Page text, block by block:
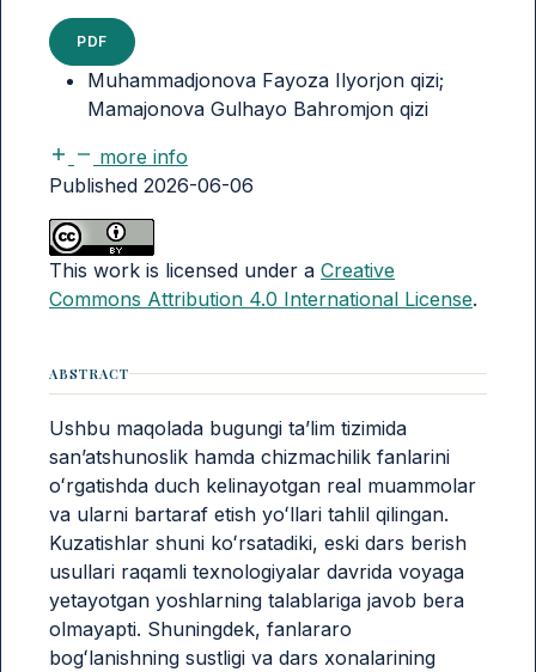
PDF
Muhammadjonova Fayoza Ilyorjon qizi;
Mamajonova Gulhayo Bahromjon qizi
more info
Published 2026-06-06
This work is licensed under a Creative
Commons Attribution 4.0 International License.
ABSTRACT
Ushbu maqolada bugungi ta’lim tizimida
san’atshunoslik hamda chizmachilik fanlarini
oʻrgatishda duch kelinayotgan real muammolar
va ularni bartaraf etish yoʻllari tahlil qilingan.
Kuzatishlar shuni koʻrsatadiki, eski dars berish
usullari raqamli texnologiyalar davrida voyaga
yetayotgan yoshlarning talablariga javob bera
olmayapti. Shuningdek, fanlararo
bogʻlanishning sustligi va dars xonalarining